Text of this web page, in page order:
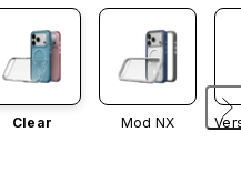
Clear Mod NX